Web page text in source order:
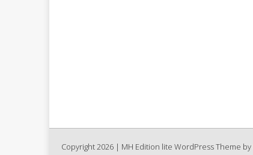
Copyright 2026 | MH Edition lite WordPress Theme by